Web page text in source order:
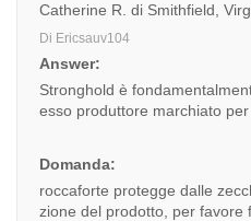
Catherine R. di Smithfield,
Di Ericsauv104
Answer:
Stronghold è
esso produttore marchiato
Domanda:
roccaforte protegge dalle
zione del prodotto, per favore